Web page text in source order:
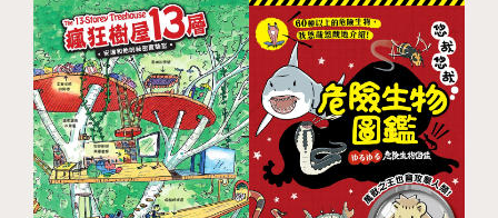
屁屁丹迪和他的助手黑黑，
要前往御「猴神殿」尋找傳說中的寶藏。
沒想到一開始就歷經了在激流中木筏損壞的危機，
以及面臨神殿裡的各種陷阱與考驗。
突然現身同行的神祕女子「悉普敏」真實身分是──？
「遺跡竊賊阿拉丁」又會對這趟尋寶任務帶來什麼挑